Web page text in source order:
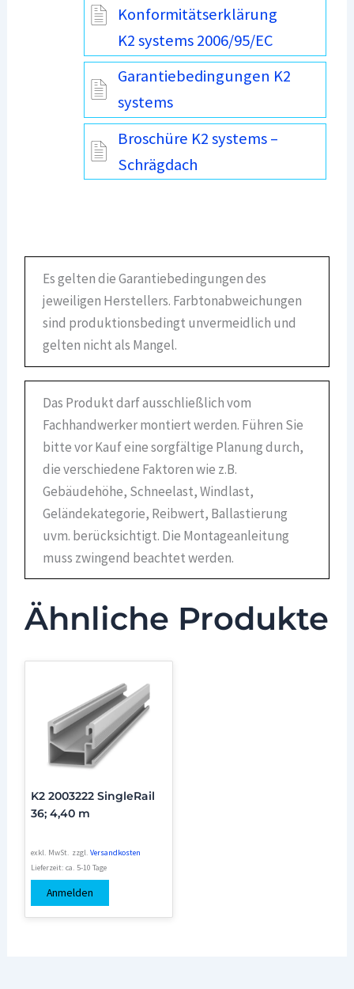
Konformitätserklärung
K2 systems 2006/95/EC
Garantiebedingungen K2
systems
Broschüre K2 systems –
Schrägdach
Es gelten die Garantiebedingungen des
jeweiligen Herstellers. Farbtonabweichungen
sind produktionsbedingt unvermeidlich und
gelten nicht als Mangel.
Das Produkt darf ausschließlich vom
Fachhandwerker montiert werden. Führen Sie
bitte vor Kauf eine sorgfältige Planung durch,
die verschiedene Faktoren wie z.B.
Gebäudehöhe, Schneelast, Windlast,
Geländekategorie, Reibwert, Ballastierung
uvm. berücksichtigt. Die Montageanleitung
muss zwingend beachtet werden.
Ähnliche Produkte
K2 2003222 SingleRail
36; 4,40 m
exkl. MwSt. zzgl.Versandkosten
Lieferzeit:ca. 5-10 Tage
Anmelden